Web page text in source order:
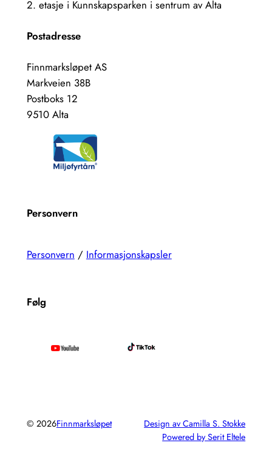
2. etasje i Kunnskapsparken i sentrum av Alta
Postadresse
Finnmarksløpet AS
Markveien 38B
Postboks 12
9510 Alta
Personvern
Personvern / Informasjonskapsler
Følg
© 2026Finnmarksløpet
Design av Camilla S. Stokke
Powered by Serit Eltele